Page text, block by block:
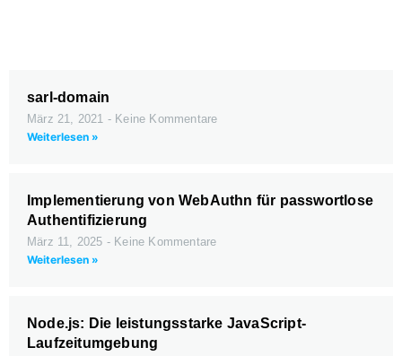
sarl-domain
März 21, 2021
Keine Kommentare
Weiterlesen »
Implementierung von WebAuthn für passwortlose
Authentifizierung
März 11, 2025
Keine Kommentare
Weiterlesen »
Node.js: Die leistungsstarke JavaScript-
Laufzeitumgebung